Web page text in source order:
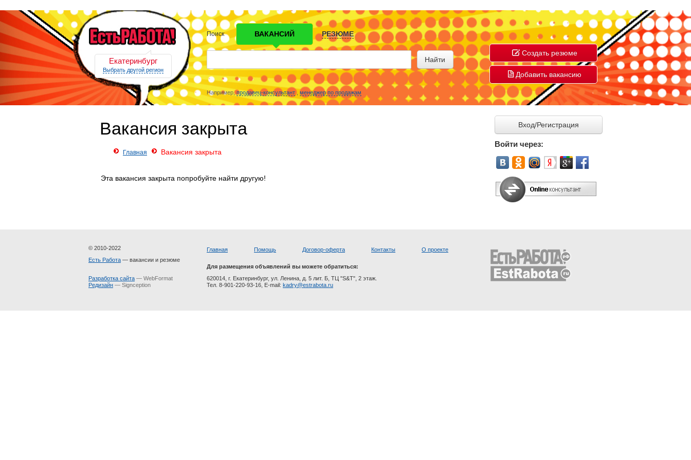
Екатеринбург
Выбрать другой регион
Поиск ВАКАНСИЙ РЕЗЮМЕ
Найти
Например,продавец-консультант, менеджер по продажам
Создать резюме
Добавить вакансию
Вакансия закрыта
Главная Вакансия закрыта
Эта вакансия закрыта попробуйте найти другую!
Вход/Регистрация
Войти через:
© 2010-2022
Есть Работа — вакансии и резюме
Разработка сайта — WebFormat
Редизайн — Signception
Главная Помощь Договор-оферта Контакты О проекте
Для размещения объявлений вы можете обратиться:
620014, г. Екатеринбург, ул. Ленина, д. 5 лит. Б, ТЦ "S&T", 2 этаж.
Тел. 8-901-220-93-16, E-mail: kadry@estrabota.ru